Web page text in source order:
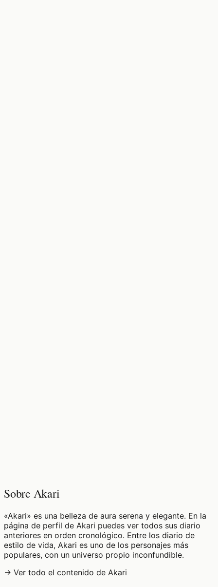
Sobre Akari
«Akari» es una belleza de aura serena y elegante. En la
página de perfil de Akari puedes ver todos sus diario
anteriores en orden cronológico. Entre los diario de
estilo de vida, Akari es uno de los personajes más
populares, con un universo propio inconfundible.
→ Ver todo el contenido de Akari